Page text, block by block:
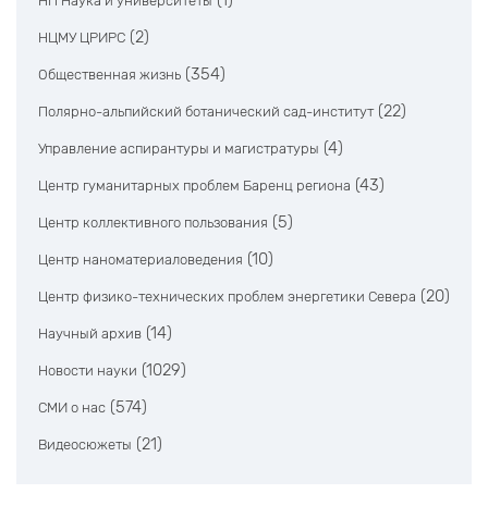
НЦМУ ЦРИРС (2)
Общественная жизнь (354)
Полярно-альпийский ботанический сад-институт (22)
Управление аспирантуры и магистратуры (4)
Центр гуманитарных проблем Баренц региона (43)
Центр коллективного пользования (5)
Центр наноматериаловедения (10)
Центр физико-технических проблем энергетики Севера (20)
Научный архив (14)
Новости науки (1029)
СМИ о нас (574)
Видеосюжеты (21)